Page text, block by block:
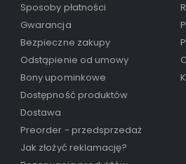
Sposoby płatności
Gwarancja
Bezpieczne zakupy
Odstąpienie od umowy
Bony upominkowe
Dostępność produktów
Dostawa
Preorder - przedsprzedaż
Jak złożyć reklamację?